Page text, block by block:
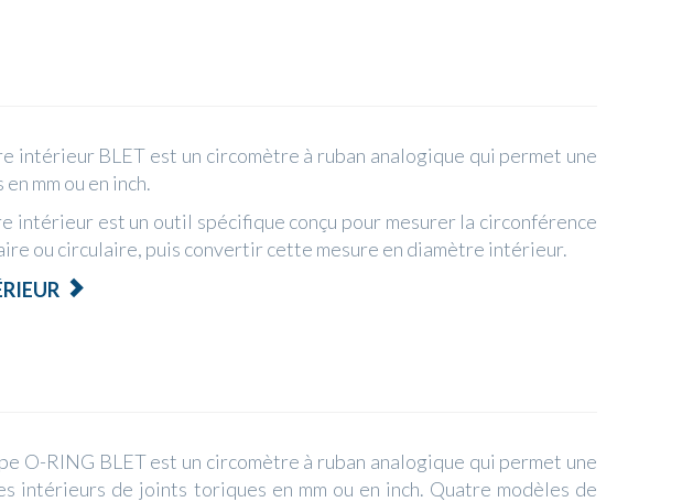
intérieur BLET est un circomètre à ruban analogique qui permet une
mm ou en inch.
intérieur est un outil spécifique conçu pour mesurer la circonférence
ou circulaire, puis convertir cette mesure en diamètre intérieur.
O-RING BLET est un circomètre à ruban analogique qui permet une
intérieurs de joints toriques en mm ou en inch. Quatre modèles de